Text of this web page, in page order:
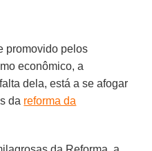
promovido pelos
econômico, a
dela, está a se afogar
da reforma da